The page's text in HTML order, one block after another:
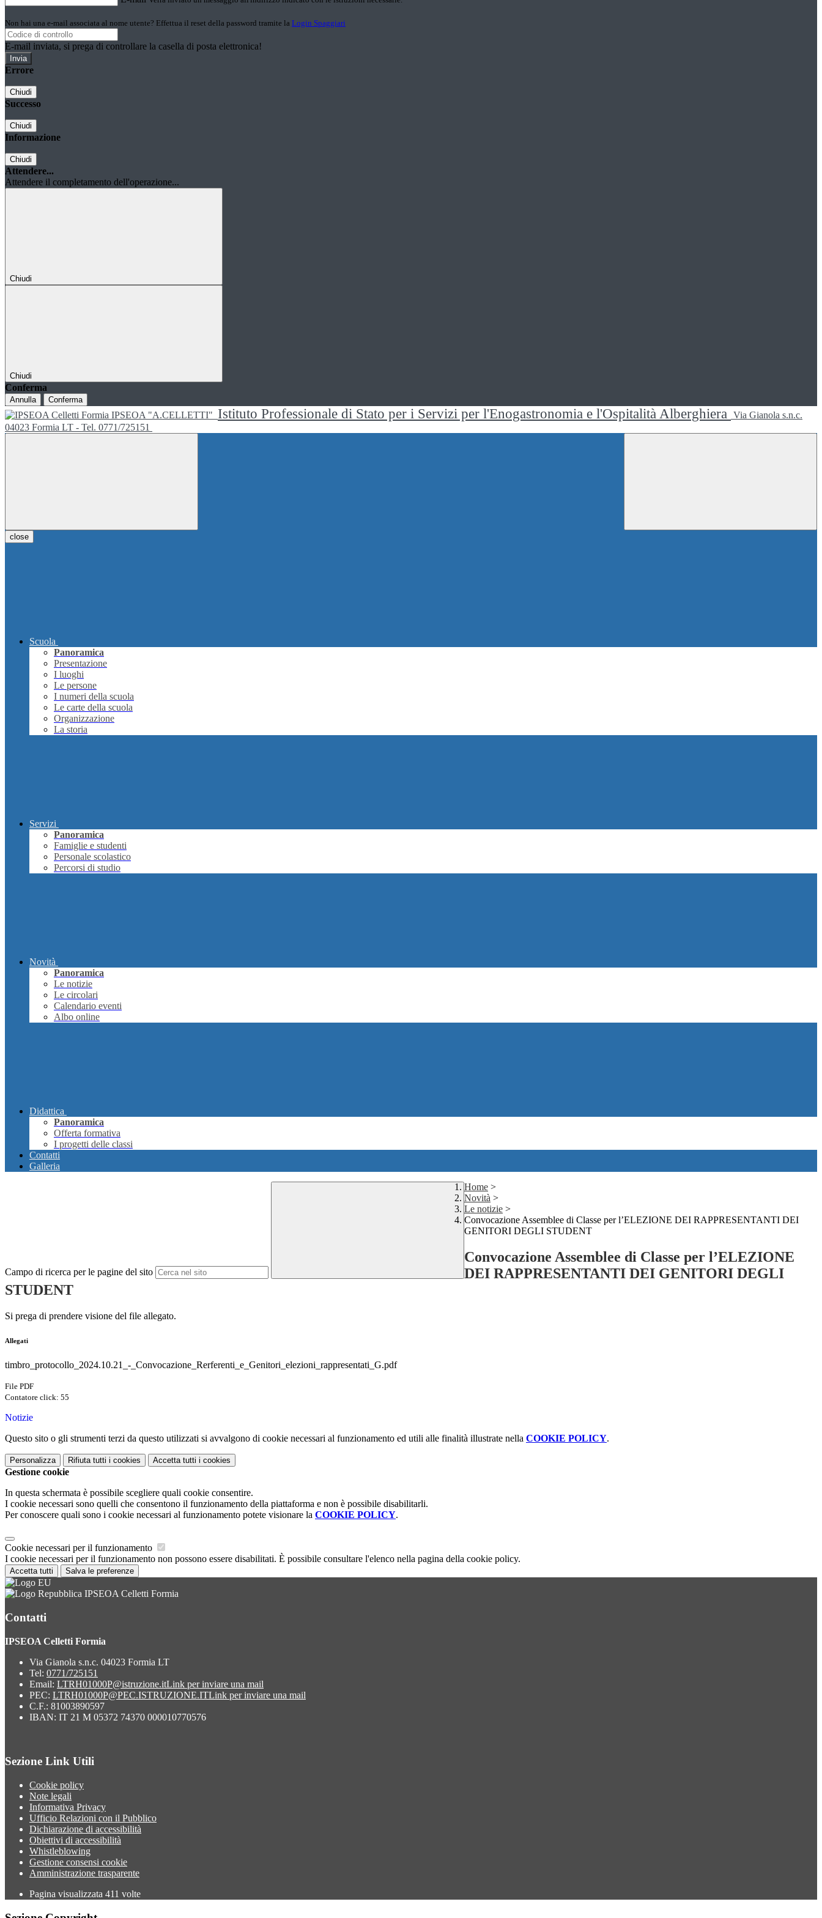
Non hai una e-mail associata al nome utente? Effettua il reset della password tramite la Login Spaggiari
E-mail inviata, si prega di controllare la casella di posta elettronica!
Errore
Chiudi
Successo
Chiudi
Informazione
Chiudi
Attendere...
Attendere il completamento dell'operazione...
Chiudi
Chiudi
Conferma
Annulla Conferma
IPSEOA "A.CELLETTI" Istituto Professionale di Stato per i Servizi per l'Enogastronomia e l'Ospitalità Alberghiera Via Gianola s.n.c.
04023 Formia LT - Tel. 0771/725151
close
Scuola
Panoramica
Presentazione
I luoghi
Le persone
I numeri della scuola
Le carte della scuola
Organizzazione
La storia
Servizi
Panoramica
Famiglie e studenti
Personale scolastico
Percorsi di studio
Novità
Panoramica
Le notizie
Le circolari
Calendario eventi
Albo online
Didattica
Panoramica
Offerta formativa
I progetti delle classi
Contatti
Galleria
Campo di ricerca per le pagine del sito
Home >
Novità >
Le notizie >
Convocazione Assemblee di Classe per l’ELEZIONE DEI RAPPRESENTANTI DEI
GENITORI DEGLI STUDENT
Convocazione Assemblee di Classe per l’ELEZIONE
DEI RAPPRESENTANTI DEI GENITORI DEGLI
STUDENT
Si prega di prendere visione del file allegato.
Allegati
timbro_protocollo_2024.10.21_-_Convocazione_Rerferenti_e_Genitori_elezioni_rappresentati_G.pdf
File PDF
Contatore click: 55
Notizie
Questo sito o gli strumenti terzi da questo utilizzati si avvalgono di cookie necessari al funzionamento ed utili alle finalità illustrate nella COOKIE POLICY.
Personalizza Rifiuta tutti i cookies Accetta tutti i cookies
Gestione cookie
In questa schermata è possibile scegliere quali cookie consentire.
I cookie necessari sono quelli che consentono il funzionamento della piattaforma e non è possibile disabilitarli.
Per conoscere quali sono i cookie necessari al funzionamento potete visionare la COOKIE POLICY.
Cookie necessari per il funzionamento
I cookie necessari per il funzionamento non possono essere disabilitati. È possibile consultare l'elenco nella pagina della cookie policy.
Accetta tutti Salva le preferenze
IPSEOA Celletti Formia
Contatti
IPSEOA Celletti Formia
Via Gianola s.n.c. 04023 Formia LT
Tel: 0771/725151
Email: LTRH01000P@istruzione.itLink per inviare una mail
PEC: LTRH01000P@PEC.ISTRUZIONE.ITLink per inviare una mail
C.F.: 81003890597
IBAN: IT 21 M 05372 74370 000010770576
Sezione Link Utili
Cookie policy
Note legali
Informativa Privacy
Ufficio Relazioni con il Pubblico
Dichiarazione di accessibilità
Obiettivi di accessibilità
Whistleblowing
Gestione consensi cookie
Amministrazione trasparente
Pagina visualizzata 411 volte